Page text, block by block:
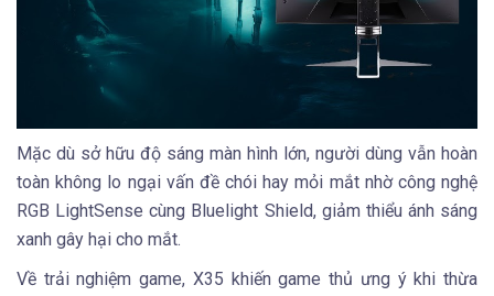
Mặc dù sở hữu độ sáng màn hình lớn, người dùng vẫn hoàn
toàn không lo ngại vấn đề chói hay mỏi mắt nhờ công nghệ
RGB LightSense cùng Bluelight Shield, giảm thiểu ánh sáng
xanh gây hại cho mắt.
Về trải nghiệm game, X35 khiến game thủ ưng ý khi thừa